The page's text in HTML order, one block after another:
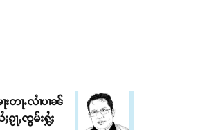
းတႃႉလၢႆပၢၼ်
ၵႂႃႇၸွမ်းႁွႆႈ